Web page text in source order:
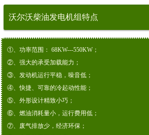
沃尔沃柴油发电机组特点
①、功率范围： 68KW---550KW；
②、强大的承受加载能力；
③、发动机运行平稳，噪音低；
④、快捷、可靠的冷起动性能；
⑤、外形设计精致小巧；
⑥、燃油消耗量小，运行费用低；
⑦、废气排放少，经济环保；